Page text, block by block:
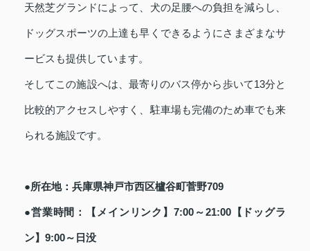
天然芝グランドによって、犬の足腰への負担を減らし、
ドッグスポーツの上達も早くできるようにさまざまなサ
ービスも提供しています。
そしてこの施設へは、最寄りのバス停から歩いて13分と
比較的アクセスしやすく、駐車場も完備のため車でも来
られる施設です。
●所在地：兵庫県神戸市西区櫨谷町菅野709
●営業時間：【メインリンク】7:00～21:00【ドッグラ
ン】9:00～日没